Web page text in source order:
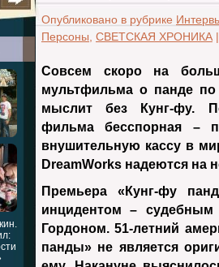
Опубликовано в рубрике
Персоны СВЕТСКАЯ ХРОНИКА
Совсем скоро на
мультфильма о панде
мыслит без Кунг-фу.
фильма бесспорная –
внушительную кассу в
DreamWorks надеются на
Премьера «Кунг-фу
инцидентом – судебным
Гордоном. 51-летний
панды» не является